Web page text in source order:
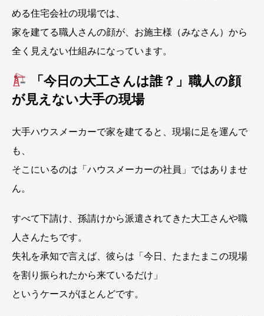
める住宅会社の現場では、
家を建てる職人さんの顔が、お施主様（みなさん）から
全く見えない仕組みになっています。
「今日の大工さんは誰？」職人の顔
が見えない大手の現場
大手ハウスメーカーで家を建てると、現場に足を運んで
も、
そこにいるのは「ハウスメーカーの社員」ではありませ
ん。
すべて下請け、孫請けから派遣されてきた大工さんや職
人さんたちです。
失礼を承知で言えば、彼らは「今日、たまたまこの現場
を割り振られたから来ているだけ」
というケースがほとんどです。